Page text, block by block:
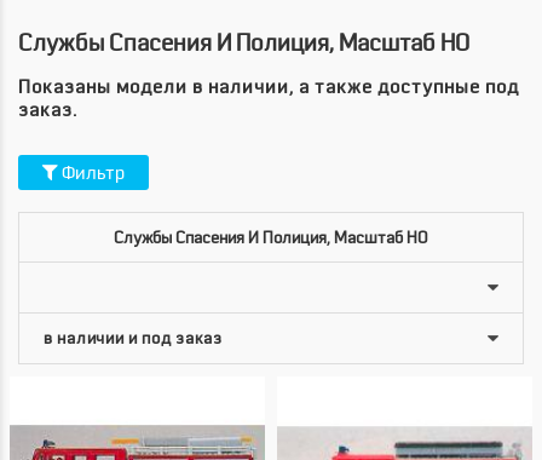
Службы Спасения И Полиция, Масштаб HO
Показаны модели в наличии, а также доступные под
заказ.
Фильтр
Службы Спасения И Полиция, Масштаб HO